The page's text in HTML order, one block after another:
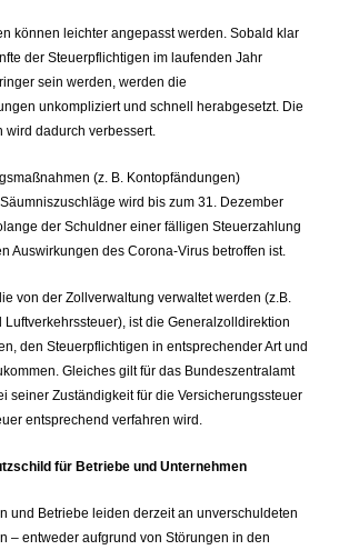
können leichter angepasst werden. Sobald klar
der Steuerpflichtigen im laufenden Jahr
sein werden, werden die
unkompliziert und schnell herabgesetzt. Die
wird dadurch verbessert.
(z. B. Kontopfändungen)
wird bis zum 31. Dezember
der Schuldner einer fälligen Steuerzahlung
Auswirkungen des Corona-Virus betroffen ist.
von der Zollverwaltung verwaltet werden (z.B.
Luftverkehrssteuer), ist die Generalzolldirektion
den Steuerpflichtigen in entsprechender Art und
Gleiches gilt für das Bundeszentralamt
seiner Zuständigkeit für die Versicherungssteuer
entsprechend verfahren wird.
für Betriebe und Unternehmen
und Betriebe leiden derzeit an unverschuldeten
– entweder aufgrund von Störungen in den